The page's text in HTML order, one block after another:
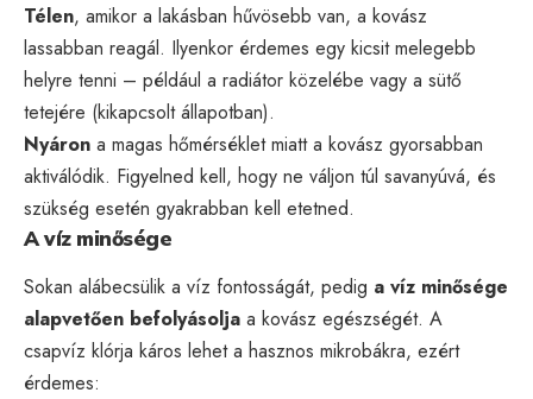
Télen, amikor a lakásban hűvösebb van, a kovász
lassabban reagál. Ilyenkor érdemes egy kicsit melegebb
helyre tenni – például a radiátor közelébe vagy a sütő
tetejére (kikapcsolt állapotban).
Nyáron a magas hőmérséklet miatt a kovász gyorsabban
aktiválódik. Figyelned kell, hogy ne váljon túl savanyúvá, és
szükség esetén gyakrabban kell etetned.
A víz minősége
Sokan alábecsülik a víz fontosságát, pedig a víz minősége
alapvetően befolyásolja a kovász egészségét. A
csapvíz klórja káros lehet a hasznos mikrobákra, ezért
érdemes: